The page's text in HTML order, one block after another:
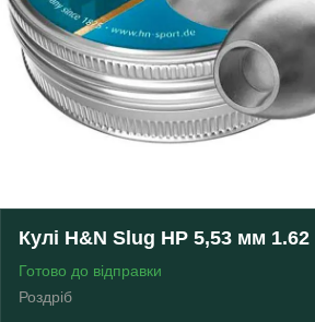
Кулі H&N Slug HP 5,53 мм 1.62
Готово до відправки
Роздріб